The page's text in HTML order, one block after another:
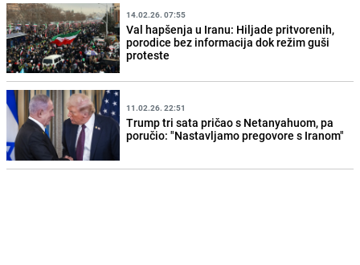
14.02.26. 07:55
Val hapšenja u Iranu: Hiljade pritvorenih,
porodice bez informacija dok režim guši
proteste
11.02.26. 22:51
Trump tri sata pričao s Netanyahuom, pa
poručio: "Nastavljamo pregovore s Iranom"